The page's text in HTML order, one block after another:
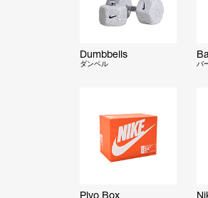
Dumbbells
ダンベル バ
Plyo Box